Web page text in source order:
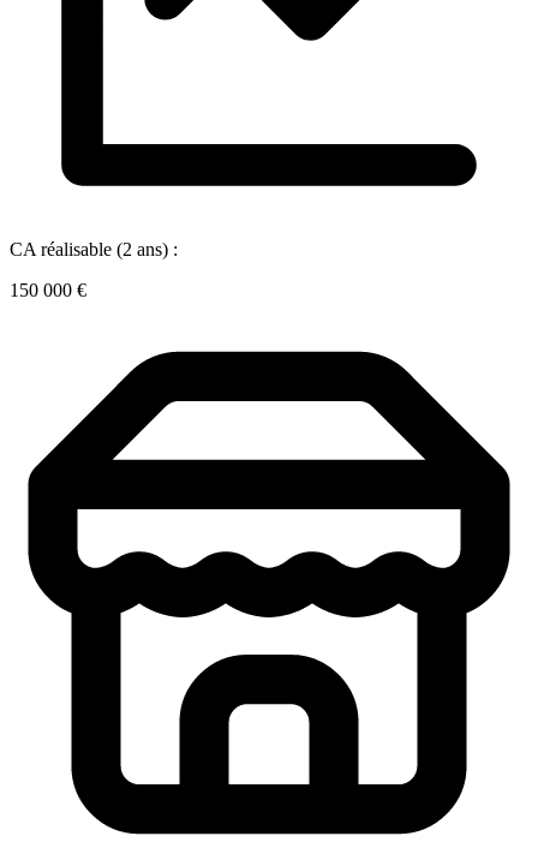
CA réalisable (2 ans) :
150 000 €